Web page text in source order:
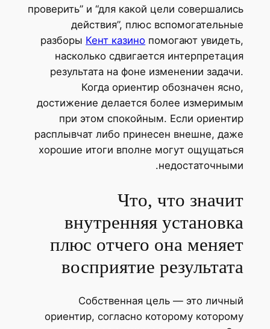
проверить” и “для какой цели совершались
действия”, плюс вспомогательные
разборы Кент казино помогают увидеть,
насколько сдвигается интерпретация
результата на фоне изменении задачи.
Когда ориентир обозначен ясно,
достижение делается более измеримым
при этом спокойным. Если ориентир
расплывчат либо принесен внешне, даже
хорошие итоги вполне могут ощущаться
недостаточными.
Что, что значит
внутренняя установка
плюс отчего она меняет
восприятие результата
Собственная цель — это личный
ориентир, согласно которому которому